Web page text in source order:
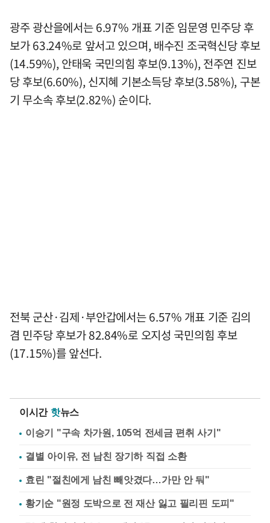
광주 광산을에서는 6.97% 개표 기준 임문영 민주당 후
보가 63.24%로 앞서고 있으며, 배수진 조국혁신당 후보
(14.59%), 안태욱 국민의힘 후보(9.13%), 전주연 진보
당 후보(6.60%), 신지혜 기본소득당 후보(3.58%), 구본
기 무소속 후보(2.82%) 순이다.
전북 군산·김제·부안갑에서는 6.57% 개표 기준 김의
겸 민주당 후보가 82.84%로 오지성 국민의힘 후보
(17.15%)를 앞선다.
이시간 핫뉴스
이승기 "구속 차가원, 105억 전세금 편취 사기"
결별 아이유, 전 남친 장기하 직접 소환
효린 "절친에게 남친 빼앗겼다…가만 안 둬"
황기순 "원정 도박으로 전 재산 잃고 필리핀 도피"